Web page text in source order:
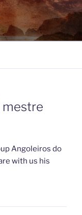
mestre
Angoleiros do
with us his